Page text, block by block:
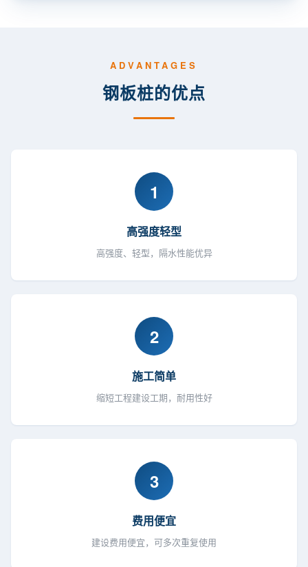
ADVANTAGES
钢板桩的优点
1
高强度轻型
高强度、轻型，隔水性能优异
2
施工简单
缩短工程建设工期，耐用性好
3
费用便宜
建设费用便宜，可多次重复使用